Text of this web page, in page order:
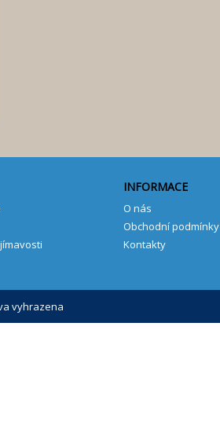
INFORMACE
O nás
Obchodní podmínky
Kontakty
vyhrazena